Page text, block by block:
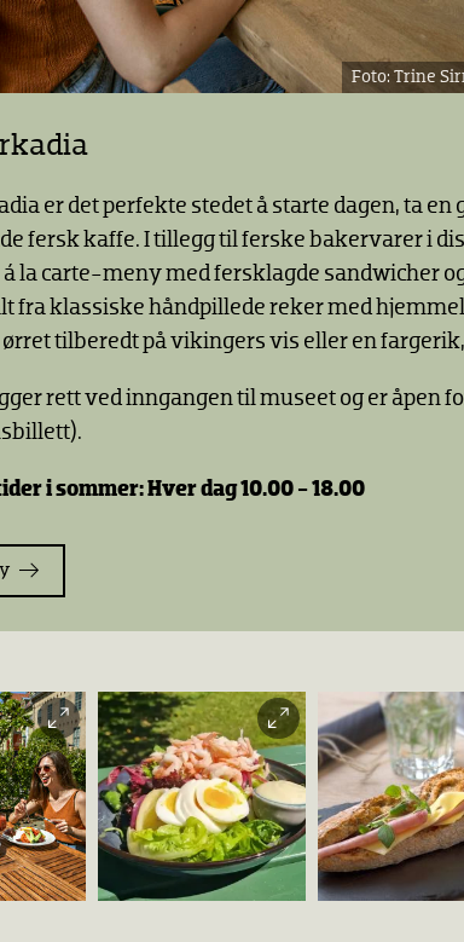
Trine
er det perfekte stedet å starte dagen, ta en
fersk kaffe. I tillegg til ferske bakervarer i
la carte-meny med fersklagde sandwicher
fra klassiske håndpillede reker med
tilberedt på vikingers vis eller en
rett ved inngangen til museet og er åpen
i sommer: Hver dag 10.00 - 18.00